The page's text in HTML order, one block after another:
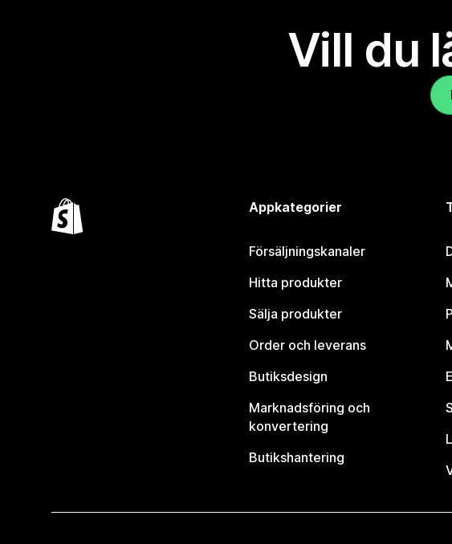
Vill du
Appkategorier
Försäljningskanaler
Hitta produkter
Sälja produkter
Order och leverans
Butiksdesign
Marknadsföring och
konvertering
Butikshantering